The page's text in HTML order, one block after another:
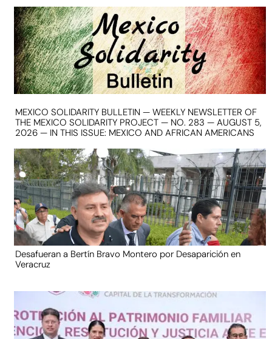
MEXICO SOLIDARITY BULLETIN — WEEKLY NEWSLETTER OF
THE MEXICO SOLIDARITY PROJECT — NO. 283 — AUGUST 5,
2026 — IN THIS ISSUE: MEXICO AND AFRICAN AMERICANS
Desafueran a Bertín Bravo Montero por Desaparición en
Veracruz